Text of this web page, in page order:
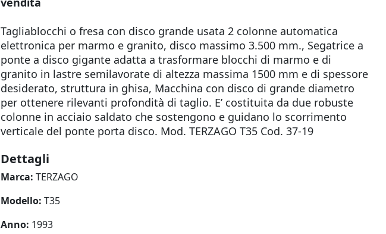
Tagliablocchi o fresa con disco grande usata 2 colonne automatica
elettronica per marmo e granito, disco massimo 3.500 mm., Segatrice a
ponte a disco gigante adatta a trasformare blocchi di marmo e di
granito in lastre semilavorate di altezza massima 1500 mm e di spessore
desiderato, struttura in ghisa, Macchina con disco di grande diametro
per ottenere rilevanti profondità di taglio. E’ costituita da due robuste
colonne in acciaio saldato che sostengono e guidano lo scorrimento
verticale del ponte porta disco. Mod. TERZAGO T35 Cod. 37-19
Dettagli
Marca: TERZAGO
Modello: T35
Anno: 1993